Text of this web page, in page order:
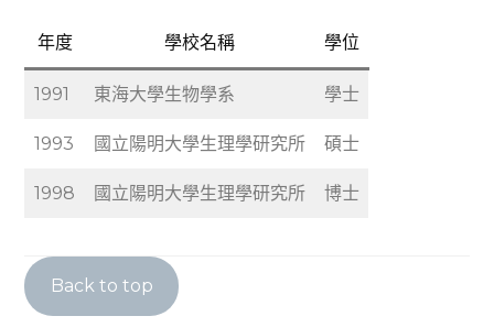
年度 學校名稱 學位
1991 東海大學生物學系 學士
1993 國立陽明大學生理學研究所 碩士
1998 國立陽明大學生理學研究所 博士
Back to top